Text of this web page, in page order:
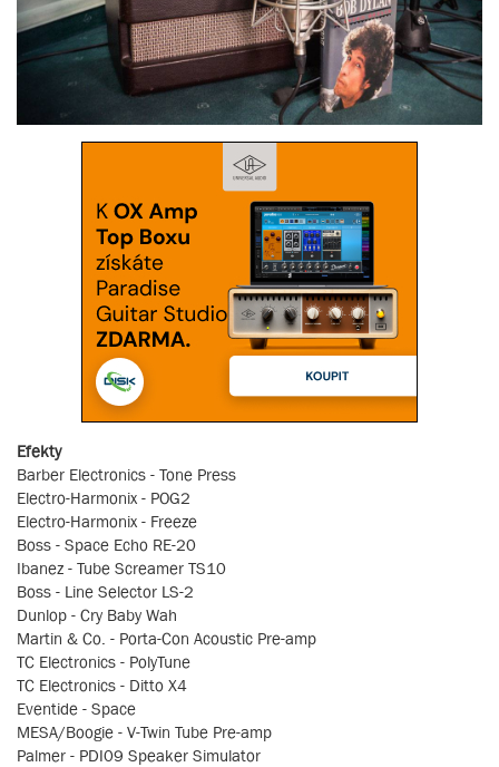
Efekty
Barber Electronics - Tone Press
Electro-Harmonix - POG2
Electro-Harmonix - Freeze
Boss - Space Echo RE-20
Ibanez - Tube Screamer TS10
Boss - Line Selector LS-2
Dunlop - Cry Baby Wah
Martin & Co. - Porta-Con Acoustic Pre-amp
TC Electronics - PolyTune
TC Electronics - Ditto X4
Eventide - Space
MESA/Boogie - V-Twin Tube Pre-amp
Palmer - PDI09 Speaker Simulator